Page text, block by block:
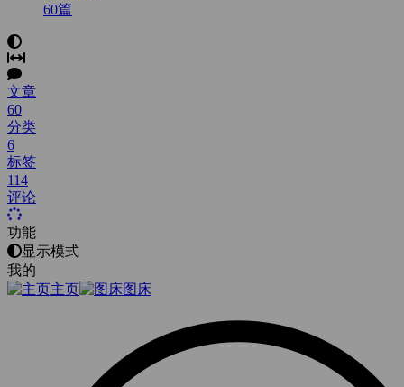
60篇
文章
60
分类
6
标签
114
评论
功能
显示模式
我的
主页
图床